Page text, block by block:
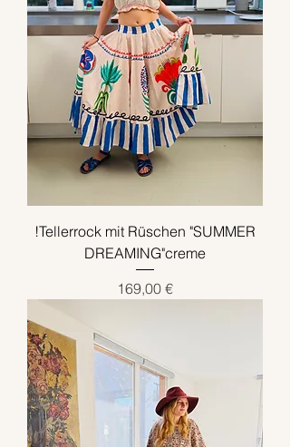
!Tellerrock mit Rüschen "SUMMER
DREAMING"creme
Preis
169,00 €